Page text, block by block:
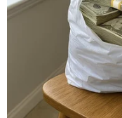
TIN LIÊN QUAN